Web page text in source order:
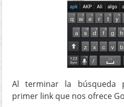
Al terminar la búsqueda
primer link que nos ofrece